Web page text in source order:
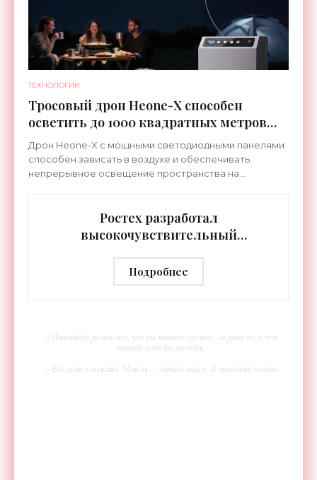
ТЕХНОЛОГИИ
Тросовый дрон Heone-X способен
осветить до 1000 квадратных метров
земли - «Беспилотники»
Дрон Heone-X с мощными светодиодными панелями
способен зависать в воздухе и обеспечивать
непрерывное освещение пространства на
Ростех разработал
высокочувствительный
дальностью распознавания до 2 км
- «Гаджеты»
Подробнее
-- Начинайте делать все, что вы можете сделать – и даже то, о чем
можете хотя бы мечтать.
-- Все дело в мыслях. Мысль — начало всего. И мыслями можно